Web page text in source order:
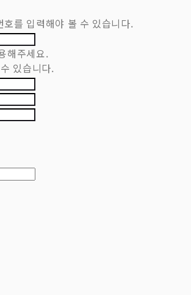
호를 입력해야 볼 수 있습니다.
해주세요.
있습니다.